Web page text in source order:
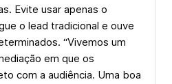
Evite usar apenas o
o lead tradicional e ouve
“Vivemos um
em que os
com a audiência. Uma boa